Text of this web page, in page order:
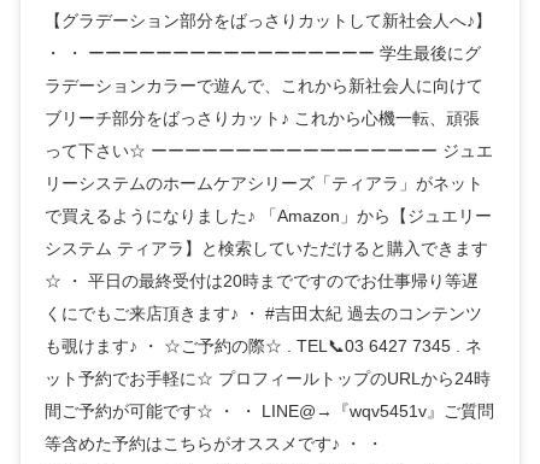
【グラデーション部分をばっさりカットして新社会人へ♪】
・ ・ ーーーーーーーーーーーーーーーーー 学生最後にグ
ラデーションカラーで遊んで、これから新社会人に向けて
ブリーチ部分をばっさりカット♪ これから心機一転、頑張
って下さい☆ ーーーーーーーーーーーーーーーーー ジュエ
リーシステムのホームケアシリーズ「ティアラ」がネット
で買えるようになりました♪ 「Amazon」から【ジュエリー
システム ティアラ】と検索していただけると購入できます
☆ ・ 平日の最終受付は20時までですのでお仕事帰り等遅
くにでもご来店頂きます♪ ・ #吉田太紀 過去のコンテンツ
も覗けます♪ ・ ☆ご予約の際☆ . TEL📞03 6427 7345 . ネ
ット予約でお手軽に☆ プロフィールトップのURLから24時
間ご予約が可能です☆ ・ ・ LINE@→『wqv5451v』ご質問
等含めた予約はこちらがオススメです♪ ・ ・